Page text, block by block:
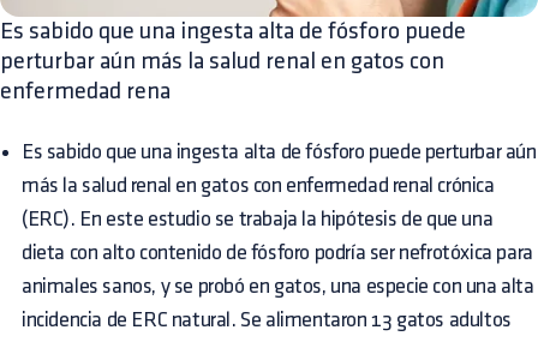
Es sabido que una ingesta alta de fósforo puede
perturbar aún más la salud renal en gatos con
enfermedad rena
Es sabido que una ingesta alta de fósforo puede perturbar aún
más la salud renal en gatos con enfermedad renal crónica
(ERC). En este estudio se trabaja la hipótesis de que una
dieta con alto contenido de fósforo podría ser nefrotóxica para
animales sanos, y se probó en gatos, una especie con una alta
incidencia de ERC natural. Se alimentaron 13 gatos adultos